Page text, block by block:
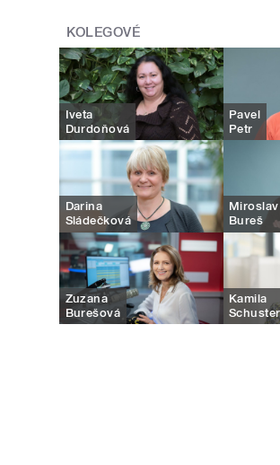
KOLEGOVÉ
Iveta
Durdoňová
Pavel
Petr
Darina
Sládečková
Miroslav
Bureš
Zuzana
Burešová
Kamila